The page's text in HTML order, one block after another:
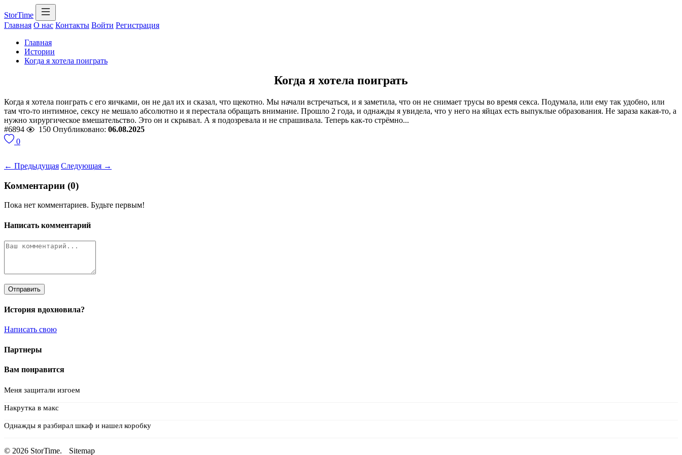
StorTime
Главная О нас Контакты Войти Регистрация
Главная
Истории
Когда я хотела поиграть
Когда я хотела поиграть
Когда я хотела поиграть с его яичками, он не дал их и сказал, что щекотно. Мы начали встречаться, и я заметила, что он не снимает трусы во время секса. Подумала, или ему так удобно, или
там что-то интимное, сексу не мешало абсолютно и я перестала обращать внимание. Прошло 2 года, и однажды я увидела, что у него на яйцах есть выпуклые образования. Не зараза какая-то, а
нужно хирургическое вмешательство. Это он и скрывал. А я подозревала и не спрашивала. Теперь как-то стрёмно...
#6894
150 Опубликовано: 06.08.2025
0
← Предыдущая Следующая →
Комментарии (0)
Пока нет комментариев. Будьте первым!
Написать комментарий
Отправить
История вдохновила?
Написать свою
Партнеры
Вам понравится
Меня защитали изгоем
Накрутка в макс
Однажды я разбирал шкаф и нашел коробку
© 2026 StorTime. Sitemap